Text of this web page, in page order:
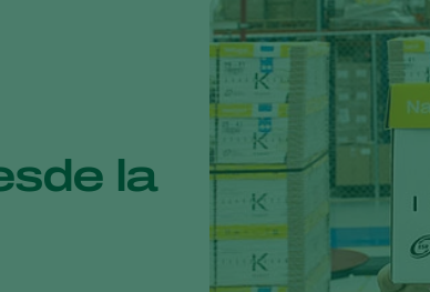
Aplicación
Monitoreo
Desinfección, Limpieza, &
Agentes sombreadores
Cultivos herbáceos
la